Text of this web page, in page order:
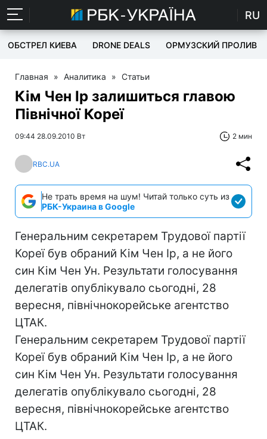
RU
ОБСТРЕЛ КИЕВА DRONE DEALS ОРМУЗСКИЙ ПРОЛИВ
Главная » Аналитика » Статьи
Кім Чен Ір залишиться главою
Північної Кореї
09:44 28.09.2010 Вт 2 мин
RBC.UA
Не трать время на шум! Читай только суть из
РБК-Украина в Google
Генеральним секретарем Трудової партії
Кореї був обраний Кім Чен Ір, а не його
син Кім Чен Ун. Результати голосування
делегатів опублікувало сьогодні, 28
вересня, північнокорейське агентство
ЦТАК.
Генеральним секретарем Трудової партії
Кореї був обраний Кім Чен Ір, а не його
син Кім Чен Ун. Результати голосування
делегатів опублікувало сьогодні, 28
вересня, північнокорейське агентство
ЦТАК.